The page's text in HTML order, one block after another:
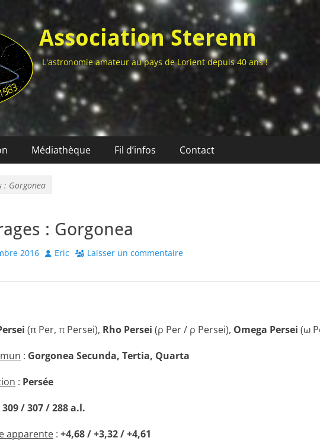
Association Sterenn
L'astronomie amateur au pays de Lorient depuis 40 ans !
Médiathèque Fil d’infos Contact
: Gorgonea
: Gorgonea
2016 Author
Eric Laisser un commentaire
(π Per, π Persei), Rho Persei (ρ Per / ρ Persei), Omega Persei (ω
: Gorgonea Secunda, Tertia, Quarta
: Persée
309 / 307 / 288 a.l.
apparente : +4,68 / +3,32 / +4,61